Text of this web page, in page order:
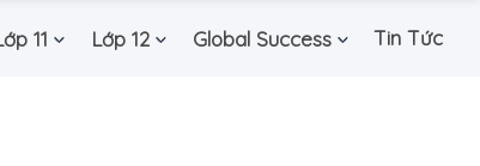
11 Lớp 12 Global Success Tin Tức